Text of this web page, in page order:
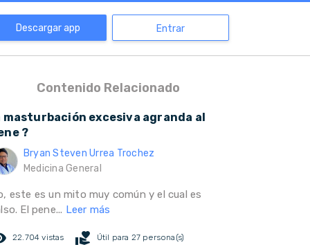
Descargar app Entrar
Contenido Relacionado
masturbación excesiva agranda al
?
Bryan Steven Urrea Trochez
Medicina General
este es un mito muy común y el cual es
El pene... Leer más
22.704 vistas volunteer_activism Útil para 27 persona(s)